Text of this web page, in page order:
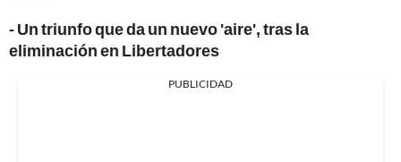
- Un triunfo que da un nuevo 'aire', tras la
eliminación en Libertadores
PUBLICIDAD